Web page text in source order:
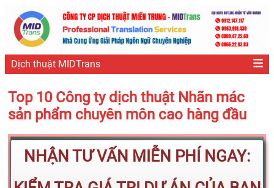
Dịch thuật MIDTrans
Top 10 Công ty dịch thuật Nhãn mác
sản phẩm chuyên môn cao hàng đầu
NHẬN TƯ VẤN MIỄN PHÍ NGAY: